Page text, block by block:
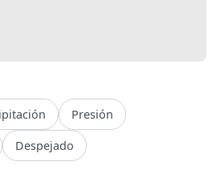
Presión
Despejado